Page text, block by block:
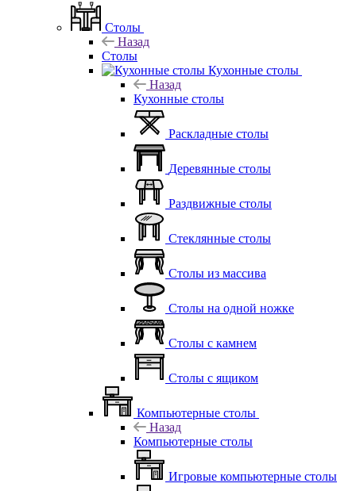
Столы
Назад
Столы
Кухонные столы
Назад
Кухонные столы
Раскладные столы
Деревянные столы
Раздвижные столы
Стеклянные столы
Столы из массива
Столы на одной ножке
Столы с камнем
Столы с ящиком
Компьютерные столы
Назад
Компьютерные столы
Игровые компьютерные столы